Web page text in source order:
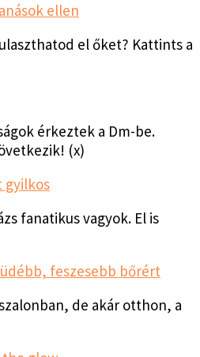
ellen
el őket? Kattints a
érkeztek a Dm-be.
(x)
gyilkos
fanatikus vagyok. El is
feszesebb bőrért
de akár otthon, a